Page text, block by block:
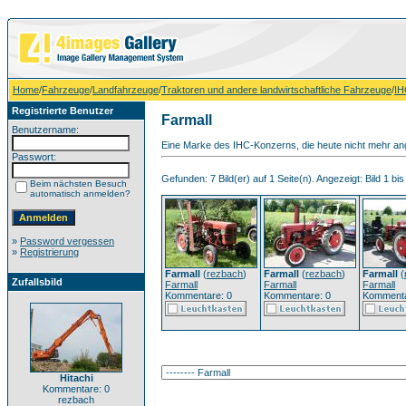
Home/Fahrzeuge/Landfahrzeuge/Traktoren und andere landwirtschaftliche Fahrzeuge/
Registrierte Benutzer
Benutzername:
Passwort:
Beim nächsten Besuch
automatisch anmelden?
» Password vergessen
» Registrierung
Zufallsbild
Hitachi
Kommentare: 0
rezbach
Farmall
Eine Marke des IHC-Konzerns, die heute nicht mehr
Gefunden: 7 Bild(er) auf 1 Seite(n). Angezeigt: Bild 1 bis
Farmall (rezbach)
Farmall
Kommentare: 0
Farmall (rezbach)
Farmall
Kommentare: 0
Farmall (
Farmall